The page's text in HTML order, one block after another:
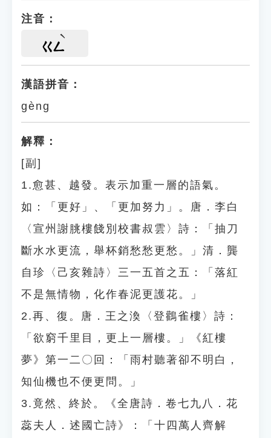
注音：
ㄍㄥ
漢語拼音：
gèng
解釋：
[副]
1.愈甚、越發。表示加重一層的語氣。
如：「更好」、「更加努力」。唐．李白
〈宣州謝朓樓餞別校書叔雲〉詩：「抽刀
斷水水更流，舉杯銷愁愁更愁。」清．龔
自珍〈己亥雜詩〉三一五首之五：「落紅
不是無情物，化作春泥更護花。」
2.再、復。唐．王之渙〈登鸛雀樓〉詩：
「欲窮千里目，更上一層樓。」《紅樓
夢》第一二〇回：「雨村聽著卻不明白，
知仙機也不便更問。」
3.竟然、終於。《全唐詩．卷七九八．花
蕊夫人．述國亡詩》：「十四萬人齊解